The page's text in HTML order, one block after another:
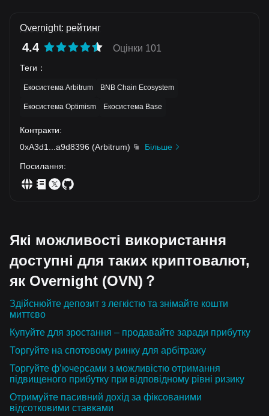
Overnight: рейтинг
4.4 Оцінки 101
Теги ：
Екосистема Arbitrum BNB Chain Ecosystem
Екосистема Optimism Екосистема Base
Контракти:
0xA3d1
a9d8396 (Arbitrum)
Більше
Посилання:
Які можливості використання
доступні для таких криптовалют,
як Overnight (OVN)？
Здійснюйте депозит з легкістю та знімайте кошти
миттєво
Купуйте для зростання – продавайте заради прибутку
Торгуйте на спотовому ринку для арбітражу
Торгуйте ф’ючерсами з можливістю отримання
підвищеного прибутку при відповідному рівні ризику
Отримуйте пасивний дохід за фіксованими
відсотковими ставками